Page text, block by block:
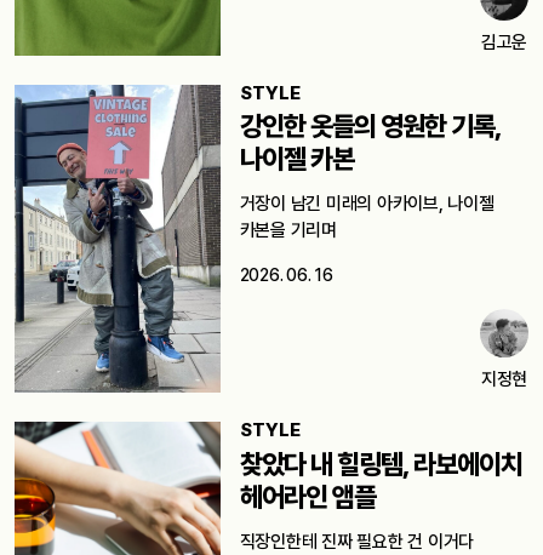
김고운
STYLE
강인한 옷들의 영원한 기록,
나이젤 카본
거장이 남긴 미래의 아카이브, 나이젤
카본을 기리며
2026. 06. 16
지정현
STYLE
찾았다 내 힐링템, 라보에이치
헤어라인 앰플
직장인한테 진짜 필요한 건 이거다